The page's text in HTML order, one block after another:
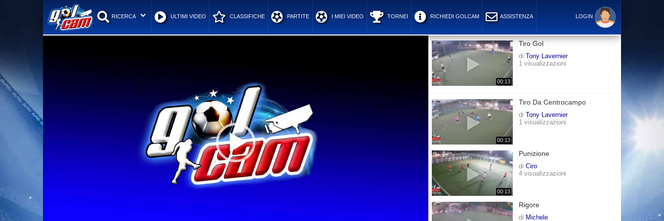
RICERCA ULTIMI VIDEO CLASSIFICHE PARTITE I MIEI VIDEO TORNEI RICHIEDI GOLCAM ASSISTENZA LOGIN
00:13
Tiro Gol
di Tony Lavernier
1 visualizzazioni
00:13
Tiro Da Centrocampo
di Tony Lavernier
1 visualizzazioni
00:13
Punizione
di Ciro
4 visualizzazioni
Rigore
di Michele